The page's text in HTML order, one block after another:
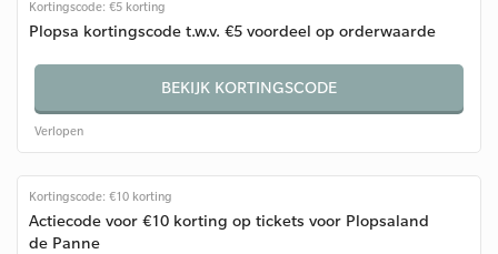
Kortingscode: €5 korting
Plopsa kortingscode t.w.v. €5 voordeel op orderwaarde
BEKIJK KORTINGSCODE
Verlopen
Kortingscode: €10 korting
Actiecode voor €10 korting op tickets voor Plopsaland
de Panne